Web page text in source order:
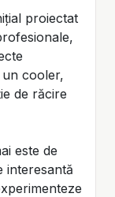
proiectat
cooler,
de răcire
este de
interesantă